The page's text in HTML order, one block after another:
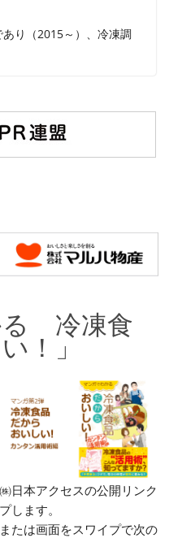
り（2015～）、冷凍調
る 冷凍食
！」
日本アクセスの公開リンク
します。
たは画面をスワイプで次の